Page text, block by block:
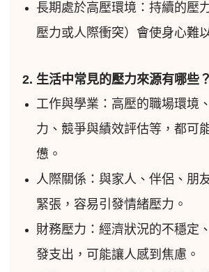
長期處於高壓環境：持續的壓
壓力或人際衝突）會使身心難
2. 生活中常見的壓力來源有哪些？
工作與學業：高壓的職場環境
力、競爭與績效評估等，都可
憊。
人際關係：與家人、伴侶、朋
緊張，容易引發情緒壓力。
財務壓力：經濟狀況的不穩定
發支出，可能讓人感到焦慮。